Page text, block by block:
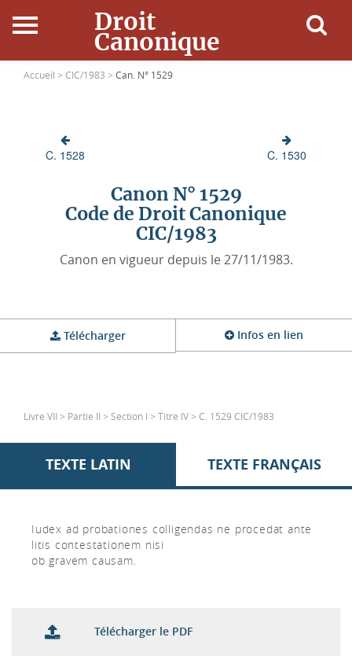
Droit
Canonique
Accueil
Ressources
Accueil > CIC/1983 > Can. N° 1529
C. 1528 C. 1530
Canon N° 1529
Code de Droit Canonique
CIC/1983
Canon en vigueur depuis le 27/11/1983.
Télécharger Infos en lien
Livre VII > Partie II > Section I > Titre IV > C. 1529 CIC/1983
TEXTE LATIN TEXTE FRANÇAIS
Iudex ad probationes colligendas ne procedat ante
litis contestationem nisi
ob gravem causam.
Télécharger le PDF